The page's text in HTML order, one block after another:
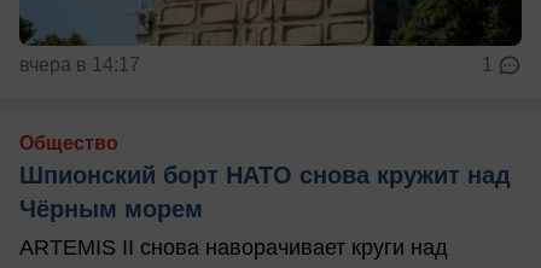
вчера в 14:17 1
Общество
Шпионский борт НАТО снова кружит над
Чёрным морем
ARTEMIS II снова наворачивает круги над